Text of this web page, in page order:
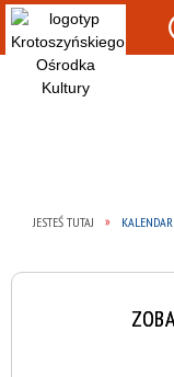
JESTEŚ TUTAJ